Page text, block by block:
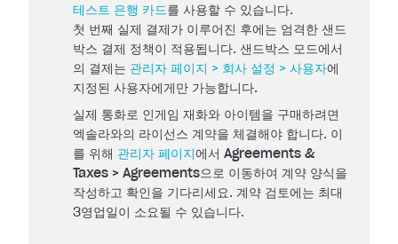
테스트 은행 카드를 사용할 수 있습니다.
첫 번째 실제 결제가 이루어진 후에는 엄격한 샌드
박스 결제 정책이 적용됩니다. 샌드박스 모드에서
의 결제는 관리자 페이지 > 회사 설정 > 사용자에
지정된 사용자에게만 가능합니다.
실제 통화로 인게임 재화와 아이템을 구매하려면
엑솔라와의 라이선스 계약을 체결해야 합니다. 이
를 위해 관리자 페이지 에서 Agreements &
Taxes > Agreements으로 이동하여 계약 양식을
작성하고 확인을 기다리세요. 계약 검토에는 최대
3영업일이 소요될 수 있습니다.